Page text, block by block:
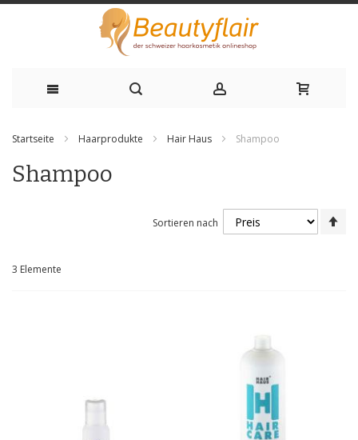
springen
Startseite Haarprodukte Hair Haus Shampoo
Shampoo
3 Elemente
Sortieren nach